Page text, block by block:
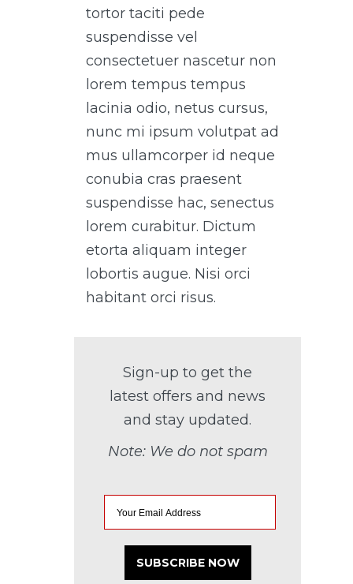
tortor taciti pede
suspendisse vel
consectetuer nascetur non
lorem tempus tempus
lacinia odio, netus cursus,
nunc mi ipsum volutpat ad
mus ullamcorper id neque
conubia cras praesent
suspendisse hac, senectus
lorem curabitur. Dictum
etorta aliquam integer
lobortis augue. Nisi orci
habitant orci risus.
Sign-up to get the
latest offers and news
and stay updated.
Note: We do not spam